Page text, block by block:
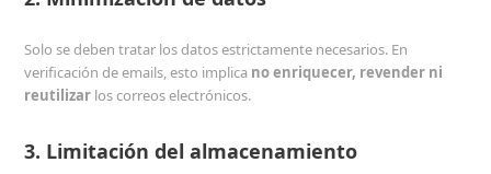
Solo se deben tratar los datos estrictamente necesarios. En
verificación de emails, esto implica no enriquecer, revender ni
reutilizar los correos electrónicos.
3. Limitación del almacenamiento